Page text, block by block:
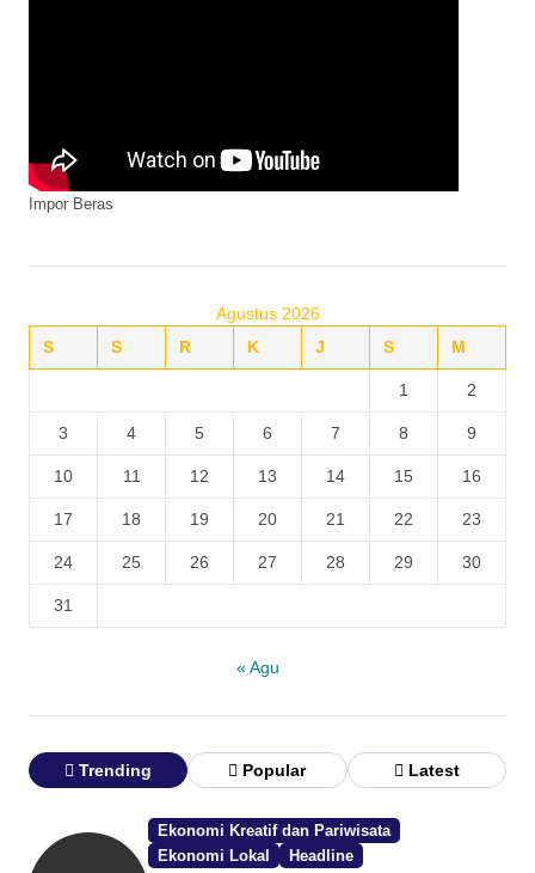
Impor Beras
Agustus 2026
S
S R K J S M
1 2
3 4 5 6 7 8 9
10 11 12 13 14 15 16
17 18 19 20 21 22 23
24 25 26 27 28 29 30
31
« Agu
Trending Popular Latest
Ekonomi Kreatif dan Pariwisata
Ekonomi Lokal
Headline